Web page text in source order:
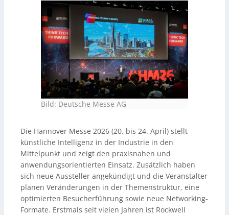
Bild: Deutsche Messe AG
Die Hannover Messe 2026 (20. bis 24. April) stellt
künstliche Intelligenz in der Industrie in den
Mittelpunkt und zeigt den praxisnahen und
anwendungsorientierten Einsatz. Zusätzlich haben
sich neue Aussteller angekündigt und die Veranstalter
planen Veränderungen in der Themenstruktur, eine
optimierten Besucherführung sowie neue Networking-
Formate. Erstmals seit vielen Jahren ist Rockwell